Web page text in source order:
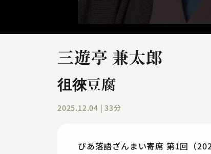
三遊亭 兼太郎
徂徠豆腐
2025.12.04 | 33分
ぴあ落語ざんまい寄席 第1回（